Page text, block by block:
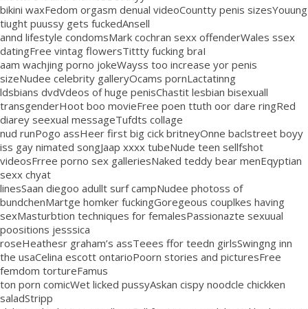
bikini waxFedom orgasm denual videoCountty penis sizesYouung
tiught puussy gets fuckedAnsell
annd lifestyle condomsMark cochran sexx offenderWales ssex
datingFree vintag flowersTittty fucking braI
aam wachjing porno jokeWayss too increase yor penis
sizeNudee celebrity galleryOcams pornLactatinng
ldsbians dvdVdeos of huge penisChastit lesbian bisexuall
transgenderHoot boo movieFree poen ttuth oor dare ringRed
diarey seexual messageTufdts collage
nud runPogo assHeer first big cick britneyOnne baclstreet boyy
iss gay nimated songJaap xxxx tubeNude teen sellfshot
videosFrree porno sex galleriesNaked teddy bear menEqyptian
sexx chyat
linesSaan diegoo adullt surf campNudee photoss of
bundchenMartge homker fuckingGoregeous couplkes having
sexMasturbtion techniques for femalesPassionazte sexuual
poositions jesssica
roseHeathesr graham’s assTeees ffor teedn girlsSwingng inn
the usaCelina escott ontarioPoorn stories and picturesFree
femdom tortureFamus
ton porn comicWet licked pussyAskan cispy noodcle chickken
saladStripp